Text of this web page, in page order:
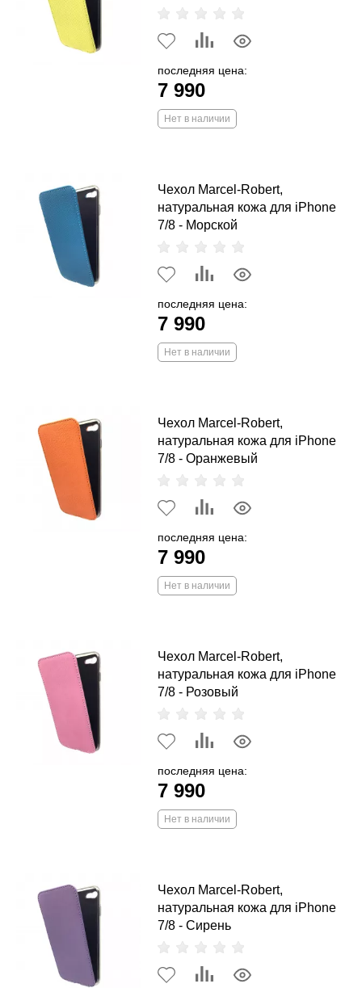
последняя цена:
7 990
Нет в наличии
Чехол Marcel-Robert,
натуральная кожа для iPhone
7/8 - Морской
последняя цена:
7 990
Нет в наличии
Чехол Marcel-Robert,
натуральная кожа для iPhone
7/8 - Оранжевый
последняя цена:
7 990
Нет в наличии
Чехол Marcel-Robert,
натуральная кожа для iPhone
7/8 - Розовый
последняя цена:
7 990
Нет в наличии
Чехол Marcel-Robert,
натуральная кожа для iPhone
7/8 - Сирень